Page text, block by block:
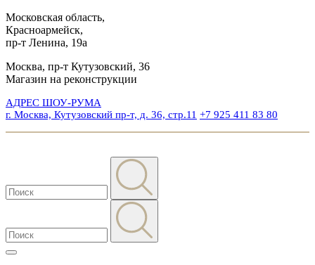
Московская область,
Красноармейск,
пр-т Ленина, 19а
Москва, пр-т Кутузовский, 36
Магазин на реконструкции
АДРЕС ШОУ-РУМА
г. Москва, Кутузовский пр-т, д. 36, стр.11 +7 925 411 83 80